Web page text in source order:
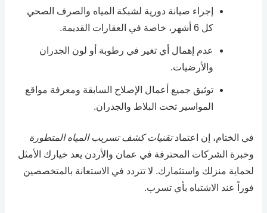
إجراء صيانة دورية لشبكة المياه والصرف الصحي
كل 6 أشهر، خاصة في العقارات القديمة.
عدم إهمال أي تغير في رطوبة أو لون الجدران
والأرضيات.
توثيق جميع أعمال الإصلاح السابقة ومعرفة مواقع
المواسير تحت البلاط والجدران.
في الختام، إن اعتمادتقنيات كشف تسريب المياه المتطورة
وخبرة الشركات المحترفة في عمان والأردن يعد خيارك الأمثل
لحماية منزلك واستثمارك. لا تتردد في الاستعانة بالمتخصصين
فوراً عند الاشتباه بأي تسرب.